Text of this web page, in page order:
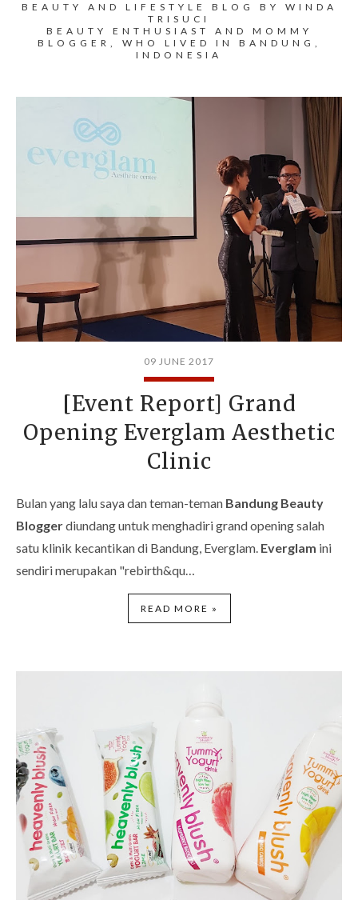
BEAUTY AND LIFESTYLE BLOG BY WINDA
TRISUCI
BEAUTY ENTHUSIAST AND MOMMY
BLOGGER, WHO LIVED IN BANDUNG,
INDONESIA
09 JUNE 2017
[Event Report] Grand
Opening Everglam Aesthetic
Clinic
Bulan yang lalu saya dan teman-teman Bandung Beauty
Bloggerdiundang untuk menghadiri grand opening salah
satu klinik kecantikan di Bandung, Everglam. Everglam ini
sendiri merupakan "rebirth&qu…
READ MORE »